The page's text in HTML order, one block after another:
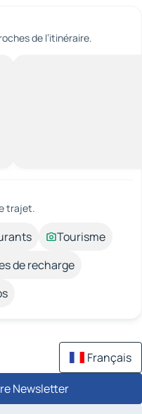
de l’itinéraire.
trajet.
Tourisme
de recharge
Français
Newsletter